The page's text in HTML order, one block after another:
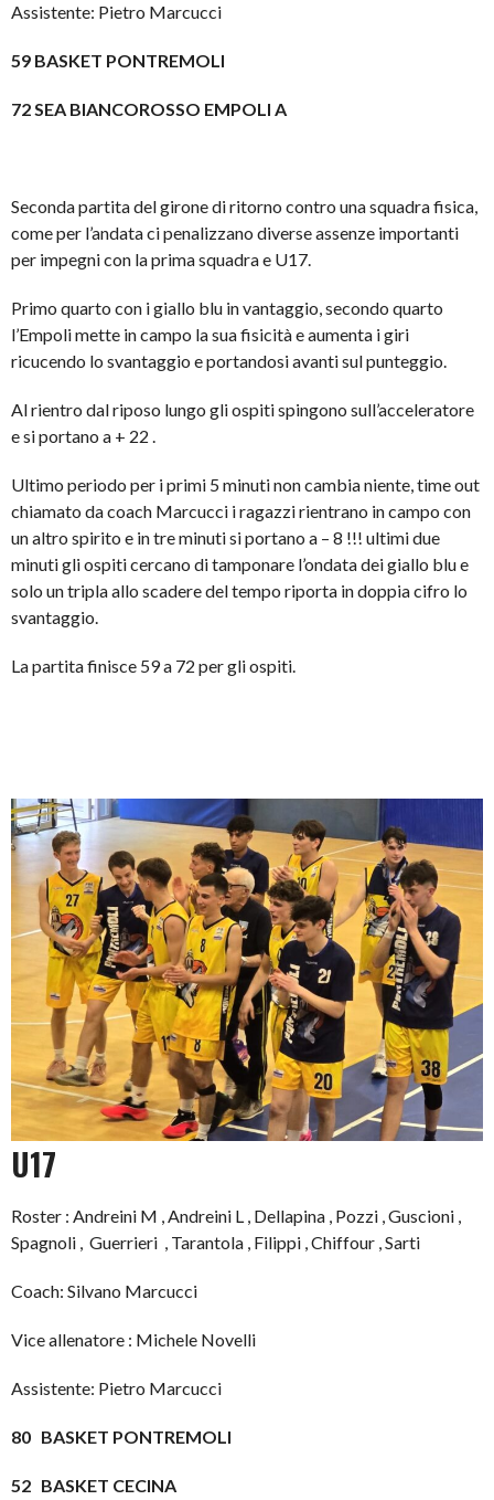
Assistente: Pietro Marcucci
59 BASKET PONTREMOLI
72 SEA BIANCOROSSO EMPOLI A
Seconda partita del girone di ritorno contro una squadra fisica,
come per l’andata ci penalizzano diverse assenze importanti
per impegni con la prima squadra e U17.
Primo quarto con i giallo blu in vantaggio, secondo quarto
l’Empoli mette in campo la sua fisicità e aumenta i giri
ricucendo lo svantaggio e portandosi avanti sul punteggio.
Al rientro dal riposo lungo gli ospiti spingono sull’acceleratore
e si portano a + 22 .
Ultimo periodo per i primi 5 minuti non cambia niente, time out
chiamato da coach Marcucci i ragazzi rientrano in campo con
un altro spirito e in tre minuti si portano a – 8 !!! ultimi due
minuti gli ospiti cercano di tamponare l’ondata dei giallo blu e
solo un tripla allo scadere del tempo riporta in doppia cifro lo
svantaggio.
La partita finisce 59 a 72 per gli ospiti.
U17
Roster : Andreini M , Andreini L , Dellapina , Pozzi , Guscioni ,
Spagnoli , Guerrieri , Tarantola , Filippi , Chiffour , Sarti
Coach: Silvano Marcucci
Vice allenatore : Michele Novelli
Assistente: Pietro Marcucci
80 BASKET PONTREMOLI
52 BASKET CECINA